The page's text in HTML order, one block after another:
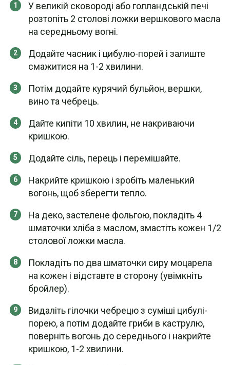
У великій сковороді або голландській печі
розтопіть 2 столові ложки вершкового масла
на середньому вогні.
Додайте часник і цибулю-порей і залиште
смажитися на 1-2 хвилини.
Потім додайте курячий бульйон, вершки,
вино та чебрець.
Дайте кипіти 10 хвилин, не накриваючи
кришкою.
Додайте сіль, перець і перемішайте.
Накрийте кришкою і зробіть маленький
вогонь, щоб зберегти тепло.
На деко, застелене фольгою, покладіть 4
шматочки хліба з маслом, змастіть кожен 1/2
столової ложки масла.
Покладіть по два шматочки сиру моцарела
на кожен і відставте в сторону (увімкніть
бройлер).
Видаліть гілочки чебрецю з суміші цибулі-
порею, а потім додайте гриби в каструлю,
поверніть вогонь до середнього і накрийте
кришкою, 1-2 хвилини.